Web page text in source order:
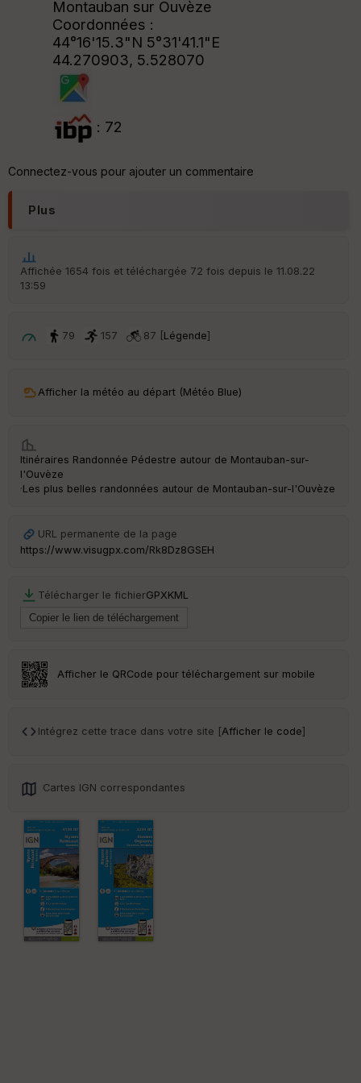
Montauban sur Ouvèze
Coordonnées :
44°16'15.3"N 5°31'41.1"E
44.270903, 5.528070
: 72
Connectez-vous pour ajouter un commentaire
Plus
Affichée 1654 fois et téléchargée 72 fois depuis le 11.08.22
13:59
79 157 87 [Légende]
Afficher la météo au départ (Météo Blue)
Itinéraires Randonnée Pédestre autour de Montauban-sur-
l'Ouvèze
·Les plus belles randonnées autour de Montauban-sur-l'Ouvèze
URL permanente de la page
https://www.visugpx.com/Rk8Dz8GSEH
Télécharger le fichierGPXKML
Afficher le QRCode pour téléchargement sur mobile
Intégrez cette trace dans votre site [Afficher le code]
Cartes IGN correspondantes